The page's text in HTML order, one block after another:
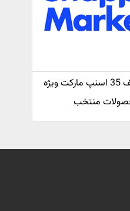
کد تخفیف 35 اسنپ مارکت ویژه
منتخب